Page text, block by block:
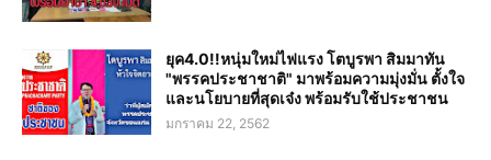
ยุค4.0!!หนุ่มใหม่ไฟแรง โตบูรพา สิมมาทัน
"พรรคประชาชาติ" มาพร้อมความมุ่งมั่น ตั้งใจ
และนโยบายที่สุดเจ๋ง พร้อมรับใช้ประชาชน
มกราคม 22, 2562